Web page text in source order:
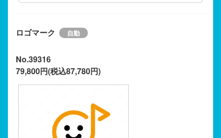
ロゴマーク
No.39316
79,800円(税込87,780円)